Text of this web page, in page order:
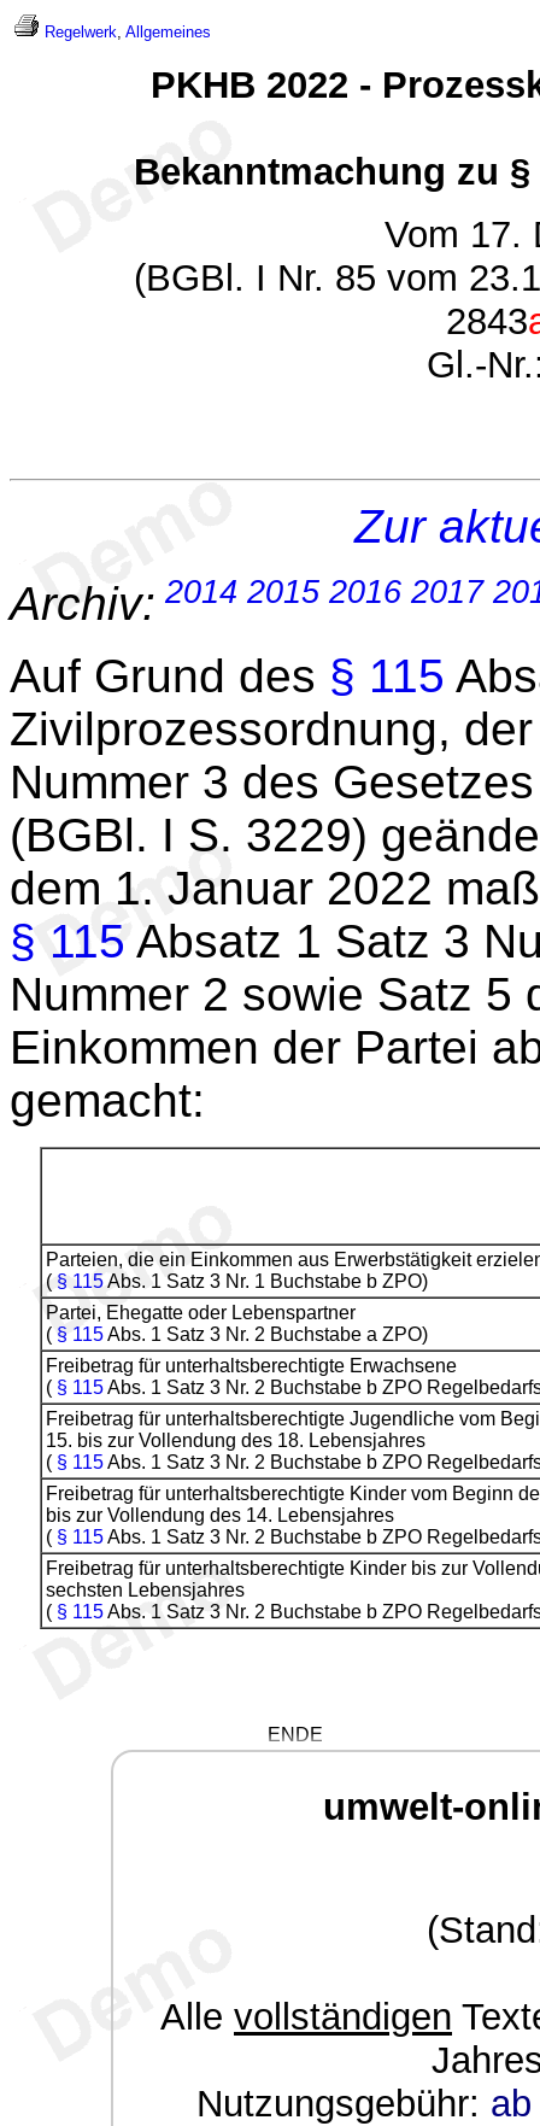
Regelwerk, Allgemeines
PKHB 2022 -
Bekanntmachung zu
Vom 17.
(BGBl. I Nr. 85 vom
2843
Gl.-
Zur
Archiv: 2014 2015 2016 2017
Auf Grund des § 115
Zivilprozessordnung,
Nummer 3 des
(BGBl. I S. 3229)
dem 1. Januar 2022
§ 115 Absatz 1 Satz 3
Nummer 2 sowie Satz 5
Einkommen der Partei
gemacht:
Parteien, die ein Einkommen aus Erwerbstätigkeit
( § 115Abs. 1 Satz 3 Nr. 1 Buchstabe b ZPO)
Partei, Ehegatte oder Lebenspartner
( § 115Abs. 1 Satz 3 Nr. 2 Buchstabe a ZPO)
Freibetrag für unterhaltsberechtigte Erwachsene
( § 115Abs. 1 Satz 3 Nr. 2 Buchstabe b ZPO
Freibetrag für unterhaltsberechtigte Jugendliche vom
15. bis zur Vollendung des 18. Lebensjahres
( § 115Abs. 1 Satz 3 Nr. 2 Buchstabe b ZPO
Freibetrag für unterhaltsberechtigte Kinder vom Beginn
bis zur Vollendung des 14. Lebensjahres
( § 115Abs. 1 Satz 3 Nr. 2 Buchstabe b ZPO
Freibetrag für unterhaltsberechtigte Kinder bis zur
sechsten Lebensjahres
( § 115Abs. 1 Satz 3 Nr. 2 Buchstabe b ZPO
ENDE
umwelt-
Alle vollständigen
Nutzungsgebühr: